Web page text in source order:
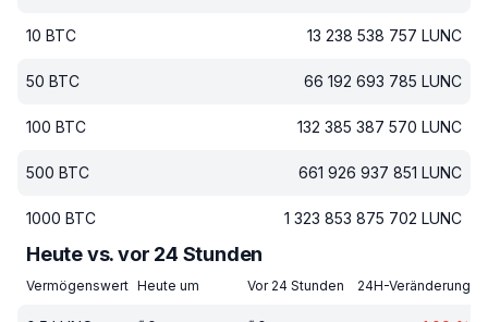
10 BTC 13 238 538 757 LUNC
50 BTC 66 192 693 785 LUNC
100 BTC 132 385 387 570 LUNC
500 BTC 661 926 937 851 LUNC
1000 BTC 1 323 853 875 702 LUNC
Heute vs. vor 24 Stunden
Vermögenswert Heute um Vor 24 Stunden 24H-Veränderung